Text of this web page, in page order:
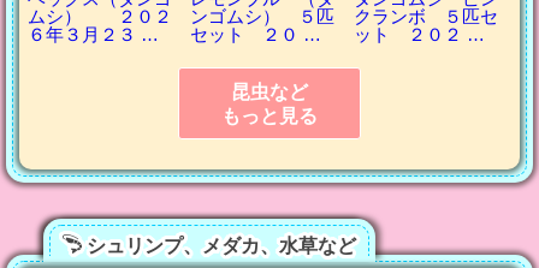
ムシ） ２０２
６年３月２３ …
ンゴムシ） ５匹
セット ２０ …
クランボ ５匹セ
ット ２０２ …
昆虫など
もっと見る
シュリンプ、メダカ、水草など